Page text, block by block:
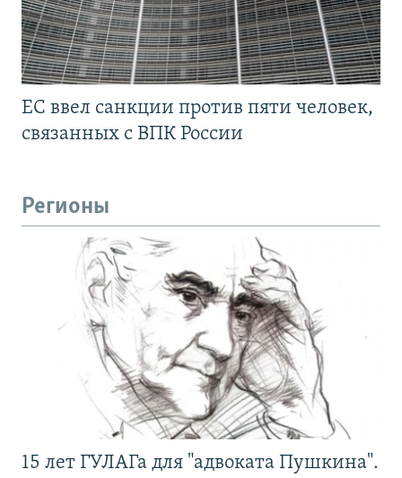
ЕС ввел санкции против пяти человек,
связанных с ВПК России
Регионы
15 лет ГУЛАГа для "адвоката Пушкина".